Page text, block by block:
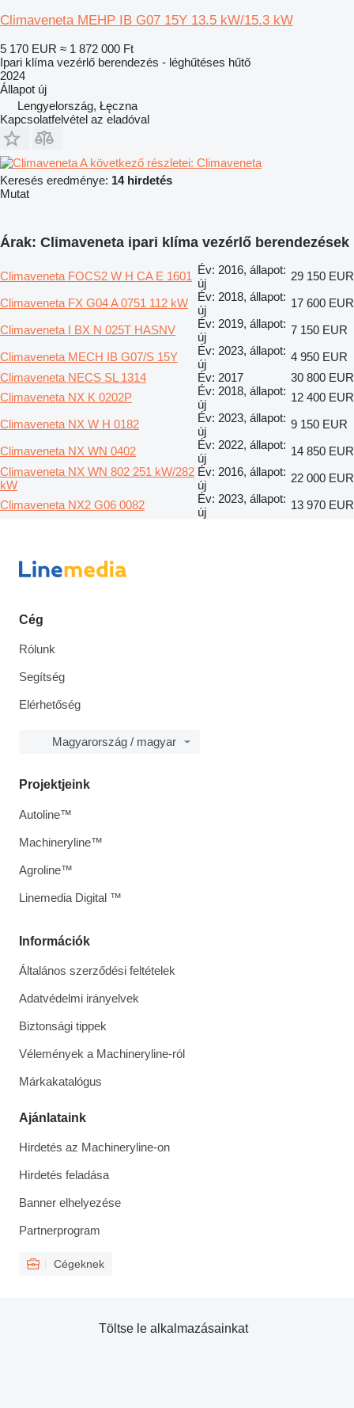
Climaveneta MEHP IB G07 15Y 13.5 kW/15.3 kW
5 170 EUR ≈ 1 872 000 Ft
Ipari klíma vezérlő berendezés - léghűtéses hűtő
2024
Állapot új
Lengyelország, Łęczna
Kapcsolatfelvétel az eladóval
A következő részletei: Climaveneta
Keresés eredménye: 14 hirdetés
Mutat
Árak: Climaveneta ipari klíma vezérlő berendezések
Climaveneta FOCS2 W H CA E 1601 Év: 2016, állapot:
új
29 150 EUR
Climaveneta FX G04 A 0751 112 kW
Év: 2018, állapot:
új
17 600 EUR
Climaveneta I BX N 025T HASNV
Év: 2019, állapot:
új
7 150 EUR
Climaveneta MECH IB G07/S 15Y
Év: 2023, állapot:
új
4 950 EUR
Climaveneta NECS SL 1314
Év: 2017
30 800 EUR
Climaveneta NX K 0202P
Év: 2018, állapot:
új
12 400 EUR
Climaveneta NX W H 0182
Év: 2023, állapot:
új
9 150 EUR
Climaveneta NX WN 0402
Év: 2022, állapot:
új
14 850 EUR
Climaveneta NX WN 802 251 kW/282
kW
Év: 2016, állapot:
új
22 000 EUR
Climaveneta NX2 G06 0082
Év: 2023, állapot:
új
13 970 EUR
Cég
Rólunk
Segítség
Elérhetőség
Magyarország / magyar
Információk
Általános szerződési feltételek
Adatvédelmi irányelvek
Biztonsági tippek
Vélemények a Machineryline-ról
Márkakatalógus
Ajánlataink
Hirdetés az Machineryline-on
Hirdetés feladása
Banner elhelyezése
Partnerprogram
Cégeknek
Projektjeink
Autoline™
Machineryline™
Agroline™
Linemedia Digital ™
Töltse le alkalmazásainkat